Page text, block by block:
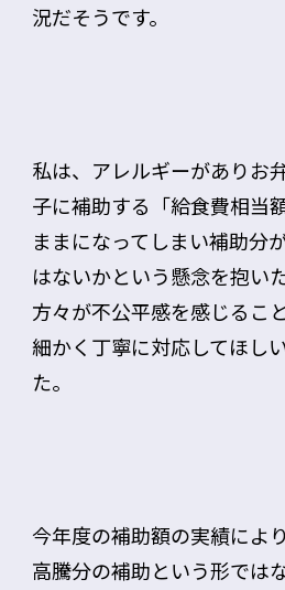
況だそうです。
私は、アレルギーがありお
子に補助する「給食費相当
ままになってしまい補助分
はないかという懸念を抱い
方々が不公平感を感じるこ
細かく丁寧に対応してほし
た。
今年度の補助額の実績によ
高騰分の補助という形では